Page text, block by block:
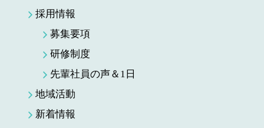
採用情報
募集要項
研修制度
先輩社員の声＆1日
地域活動
新着情報